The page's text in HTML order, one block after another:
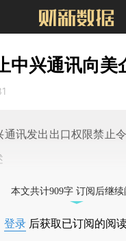
中兴通讯向美
通讯发出出口权限禁止
本文共计909字 订阅后继续
登录 后获取已订阅的阅